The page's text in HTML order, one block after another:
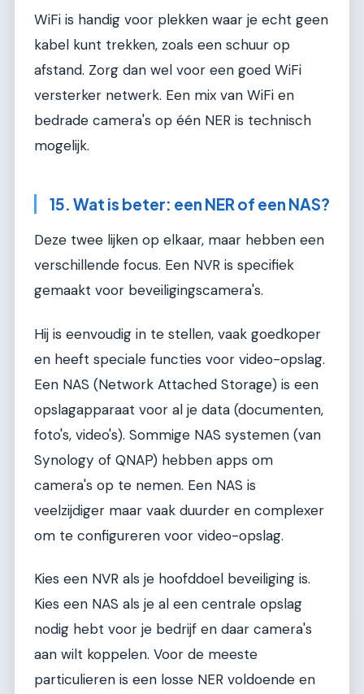
WiFi is handig voor plekken waar je echt geen
kabel kunt trekken, zoals een schuur op
afstand. Zorg dan wel voor een goed WiFi
versterker netwerk. Een mix van WiFi en
bedrade camera's op één NER is technisch
mogelijk.
15. Wat is beter: een NER of een NAS?
Deze twee lijken op elkaar, maar hebben een
verschillende focus. Een NVR is specifiek
gemaakt voor beveiligingscamera's.
Hij is eenvoudig in te stellen, vaak goedkoper
en heeft speciale functies voor video-opslag.
Een NAS (Network Attached Storage) is een
opslagapparaat voor al je data (documenten,
foto's, video's). Sommige NAS systemen (van
Synology of QNAP) hebben apps om
camera's op te nemen. Een NAS is
veelzijdiger maar vaak duurder en complexer
om te configureren voor video-opslag.
Kies een NVR als je hoofddoel beveiliging is.
Kies een NAS als je al een centrale opslag
nodig hebt voor je bedrijf en daar camera's
aan wilt koppelen. Voor de meeste
particulieren is een losse NER voldoende en